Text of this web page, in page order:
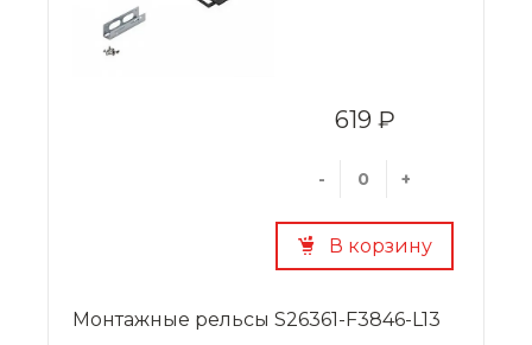
619 ₽
- +
В корзину
Монтажные рельсы S26361-F3846-L13